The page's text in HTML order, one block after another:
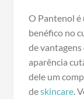
O Pantenol é
benéfico no
de vantagens
aparência
dele um
deskincare.